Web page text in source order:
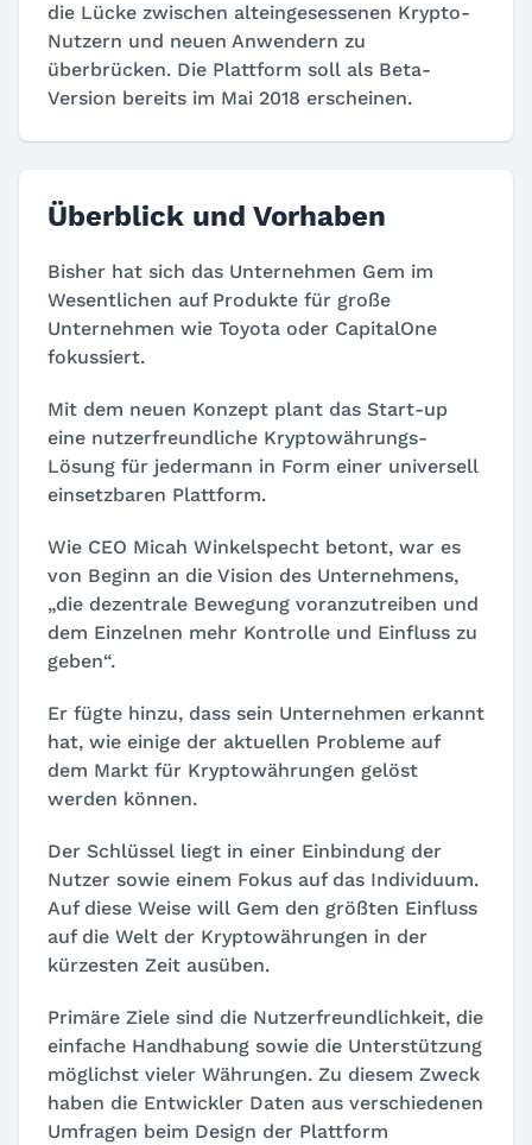
die Lücke zwischen alteingesessenen Krypto-
Nutzern und neuen Anwendern zu
überbrücken. Die Plattform soll als Beta-
Version bereits im Mai 2018 erscheinen.
Überblick und Vorhaben
Bisher hat sich das Unternehmen Gem im
Wesentlichen auf Produkte für große
Unternehmen wie Toyota oder CapitalOne
fokussiert.
Mit dem neuen Konzept plant das Start-up
eine nutzerfreundliche Kryptowährungs-
Lösung für jedermann in Form einer universell
einsetzbaren Plattform.
Wie CEO Micah Winkelspecht betont, war es
von Beginn an die Vision des Unternehmens,
„die dezentrale Bewegung voranzutreiben und
dem Einzelnen mehr Kontrolle und Einfluss zu
geben“.
Er fügte hinzu, dass sein Unternehmen erkannt
hat, wie einige der aktuellen Probleme auf
dem Markt für Kryptowährungen gelöst
werden können.
Der Schlüssel liegt in einer Einbindung der
Nutzer sowie einem Fokus auf das Individuum.
Auf diese Weise will Gem den größten Einfluss
auf die Welt der Kryptowährungen in der
kürzesten Zeit ausüben.
Primäre Ziele sind die Nutzerfreundlichkeit, die
einfache Handhabung sowie die Unterstützung
möglichst vieler Währungen. Zu diesem Zweck
haben die Entwickler Daten aus verschiedenen
Umfragen beim Design der Plattform